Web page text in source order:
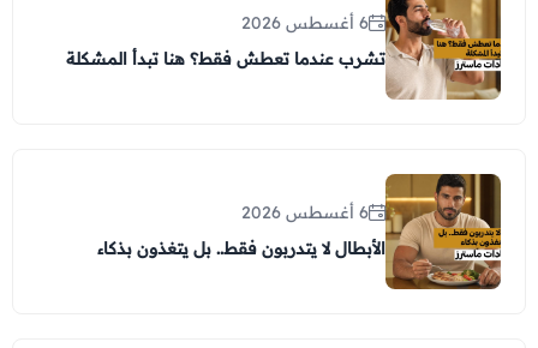
6 أغسطس 2026
تشرب عندما تعطش فقط؟ هنا تبدأ المشكلة
6 أغسطس 2026
الأبطال لا يتدربون فقط.. بل يتغذون بذكاء